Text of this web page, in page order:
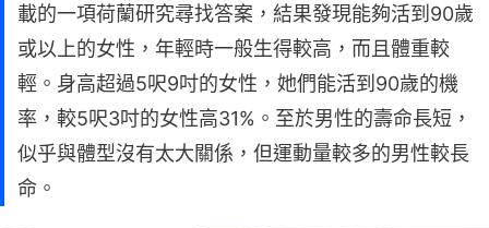
載的一項荷蘭研究尋找答案，結果發現能夠活到90歲
或以上的女性，年輕時一般生得較高，而且體重較
輕。身高超過5呎9吋的女性，她們能活到90歲的機
率，較5呎3吋的女性高31%。至於男性的壽命長短，
似乎與體型沒有太大關係，但運動量較多的男性較長
命。